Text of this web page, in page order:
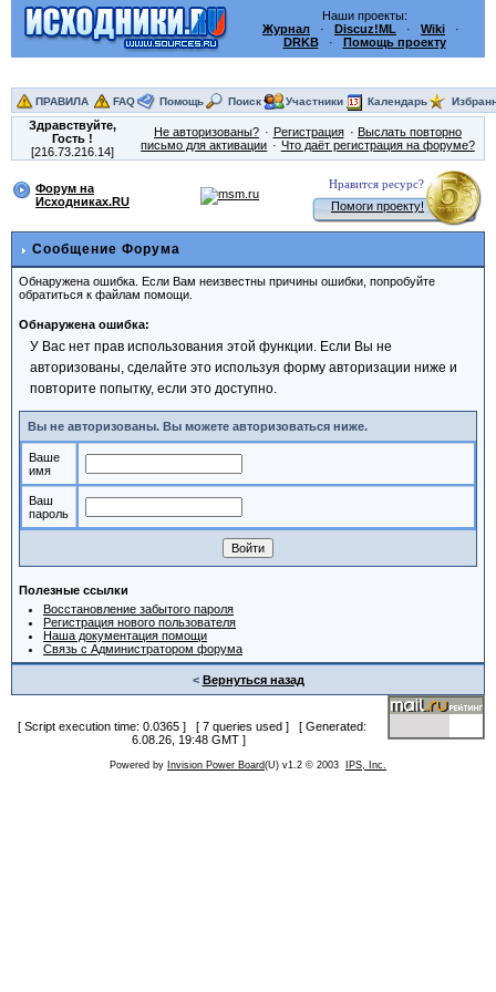
Наши проекты:
Журнал · Discuz!ML · Wiki ·
DRKB· Помощь проекту
ПРАВИЛА FAQ Помощь Поиск Участники Календарь
Здравствуйте,
Гость!
[216.73.216.14]
Не авторизованы? Регистрация
Выслать повторно
письмо для активации
Что даёт регистрация на форуме?
Форум на
Исходниках.RU
Нравится ресурс?
Помоги проекту!
Сообщение Форума
Обнаружена ошибка. Если Вам неизвестны причины ошибки, попробуйте
обратиться к файлам помощи.
Обнаружена ошибка:
У Вас нет прав использования этой функции. Если Вы не
авторизованы, сделайте это используя форму авторизации ниже и
повторите попытку, если это доступно.
Вы не авторизованы. Вы можете авторизоваться ниже.
Ваше
имя
Ваш
пароль
Полезные ссылки
Восстановление забытого пароля
Регистрация нового пользователя
Наша документация помощи
Связь с Администратором форума
< Вернуться назад
[ Script execution time: 0.0365 ] [ 7 queries used ] [ Generated:
6.08.26, 19:48 GMT ]
Powered by Invision Power Board(U) v1.2 © 2003 IPS, Inc.